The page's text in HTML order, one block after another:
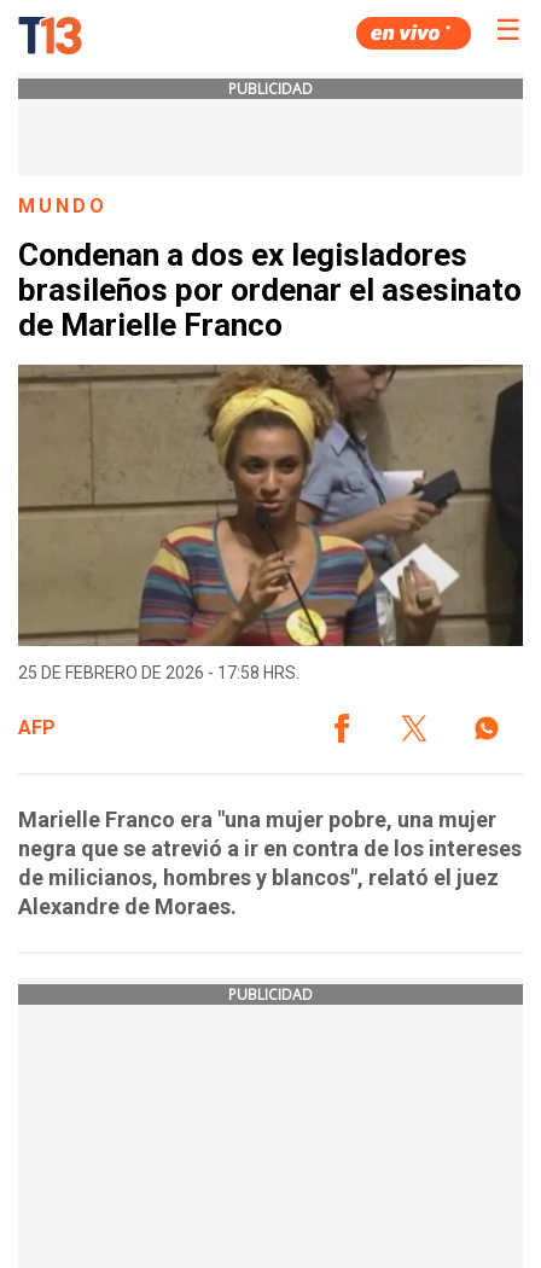
☰
PUBLICIDAD
MUNDO
Condenan a dos ex legisladores
brasileños por ordenar el asesinato
de Marielle Franco
25 DE FEBRERO DE 2026 - 17:58 HRS.
AFP
Marielle Franco era "una mujer pobre, una mujer
negra que se atrevió a ir en contra de los intereses
de milicianos, hombres y blancos", relató el juez
Alexandre de Moraes.
PUBLICIDAD